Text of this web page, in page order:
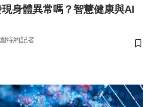
身體異常嗎？智慧健康與AI
特約記者
儲